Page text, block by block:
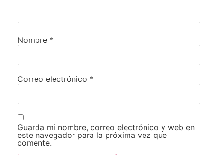
Nombre *
Correo electrónico *
Guarda mi nombre, correo electrónico y web en
este navegador para la próxima vez que
comente.